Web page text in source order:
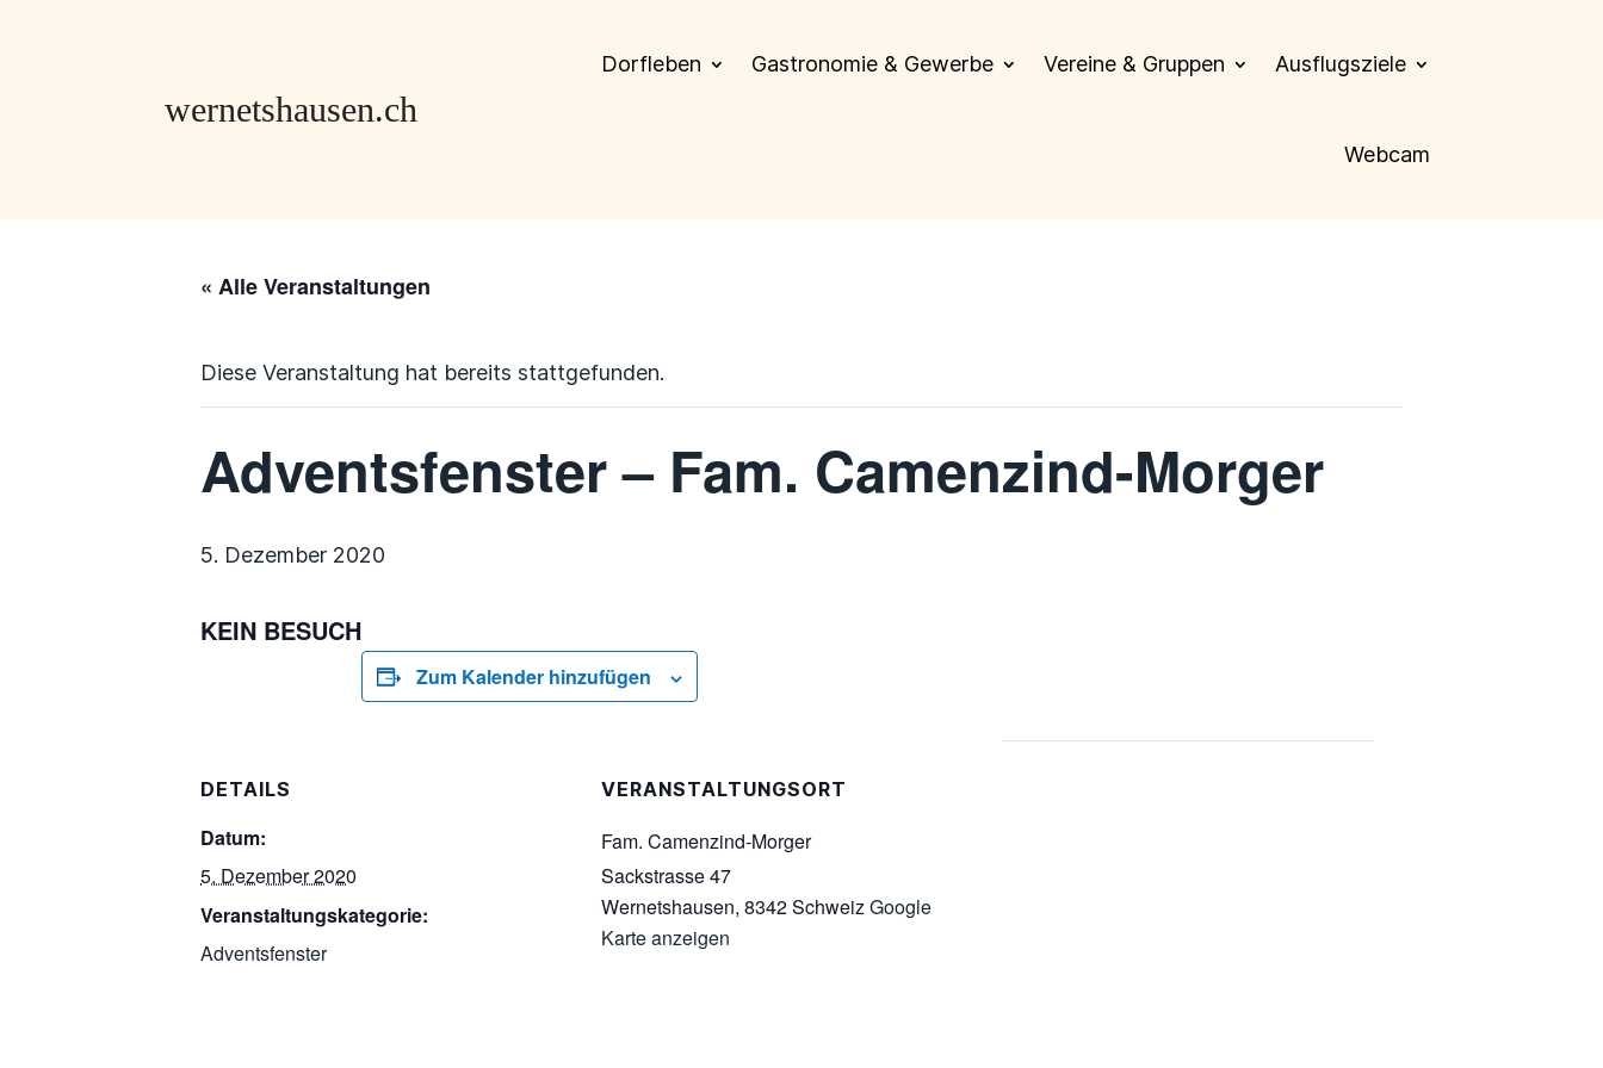
Dorfleben Gastronomie & Gewerbe Vereine & Gruppen Ausflugsziele
Webcam
« Alle Veranstaltungen
Diese Veranstaltung hat bereits stattgefunden.
Adventsfenster – Fam. Camenzind-Morger
5. Dezember 2020
KEIN BESUCH
Zum Kalender hinzufügen
DETAILS
Datum:
5. Dezember 2020
Veranstaltungskategorie:
Adventsfenster
VERANSTALTUNGSORT
Fam. Camenzind-Morger
Sackstrasse 47
Wernetshausen, 8342SchweizGoogle
Karte anzeigen